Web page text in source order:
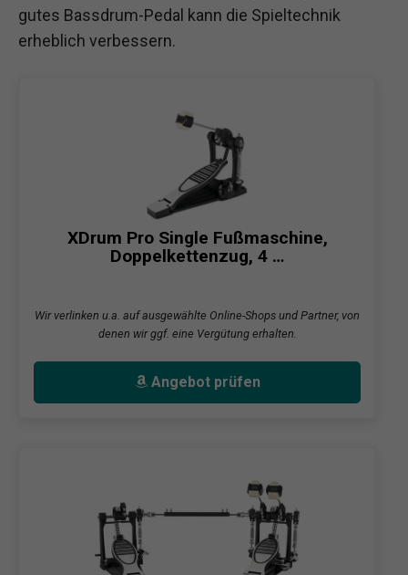
gutes Bassdrum-Pedal kann die Spieltechnik
erheblich verbessern.
XDrum Pro Single Fußmaschine,
Doppelkettenzug, 4 …
Wir verlinken u.a. auf ausgewählte Online-Shops und Partner, von
denen wir ggf. eine Vergütung erhalten.
Angebot prüfen